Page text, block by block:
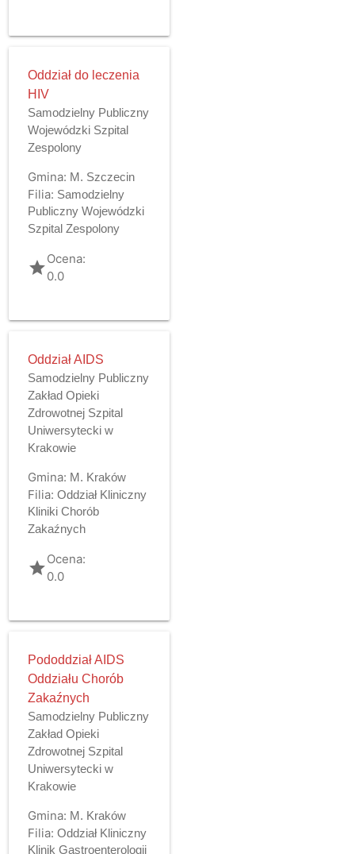
Oddział do leczenia
HIV
Samodzielny Publiczny
Wojewódzki Szpital
Zespolony
Gmina: M. Szczecin
Filia: Samodzielny
Publiczny Wojewódzki
Szpital Zespolony
gradeOcena:
0.0
Oddział AIDS
Samodzielny Publiczny
Zakład Opieki
Zdrowotnej Szpital
Uniwersytecki w
Krakowie
Gmina: M. Kraków
Filia: Oddział Kliniczny
Kliniki Chorób
Zakaźnych
gradeOcena:
0.0
Pododdział AIDS
Oddziału Chorób
Zakaźnych
Samodzielny Publiczny
Zakład Opieki
Zdrowotnej Szpital
Uniwersytecki w
Krakowie
Gmina: M. Kraków
Filia: Oddział Kliniczny
Klinik Gastroenterologii